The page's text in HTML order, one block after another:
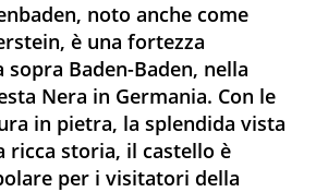
noto anche come
è una fortezza
Baden-Baden, nella
Nera in Germania. Con le
in pietra, la splendida vista
ricca storia, il castello è
per i visitatori della